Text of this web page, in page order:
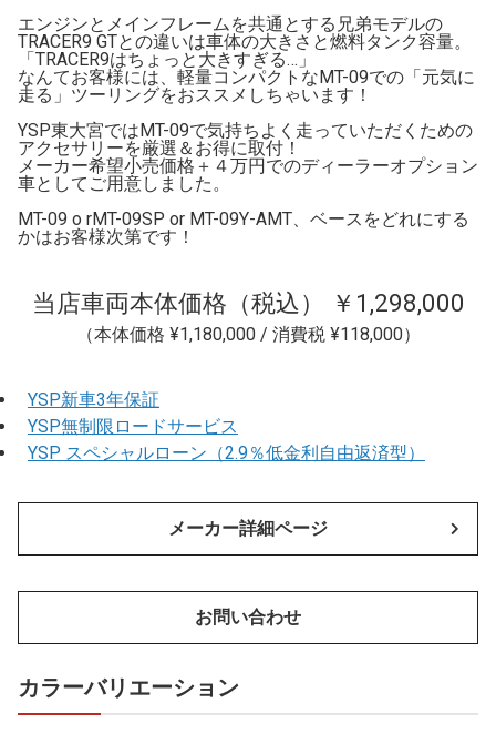
エンジンとメインフレームを共通とする兄弟モデルの
TRACER9 GTとの違いは車体の大きさと燃料タンク容量。
「TRACER9はちょっと大きすぎる…」
なんてお客様には、軽量コンパクトなMT-09での「元気に
走る」ツーリングをおススメしちゃいます！
YSP東大宮ではMT-09で気持ちよく走っていただくための
アクセサリーを厳選＆お得に取付！
メーカー希望小売価格＋４万円でのディーラーオプション
車としてご用意しました。
MT-09 o rMT-09SP or MT-09Y-AMT、ベースをどれにする
かはお客様次第です！
当店車両本体価格（税込） ￥1,298,000
（本体価格 ¥1,180,000 / 消費税 ¥118,000）
YSP新車3年保証
YSP無制限ロードサービス
YSP スペシャルローン（2.9％低金利自由返済型）
メーカー詳細ページ
お問い合わせ
カラーバリエーション